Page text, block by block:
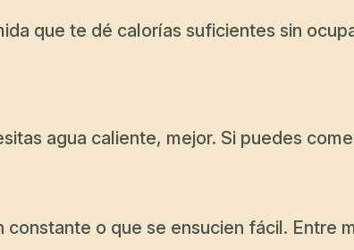
que te dé calorías suficientes sin
agua caliente, mejor. Si puedes
o que se ensucien fácil. Entre